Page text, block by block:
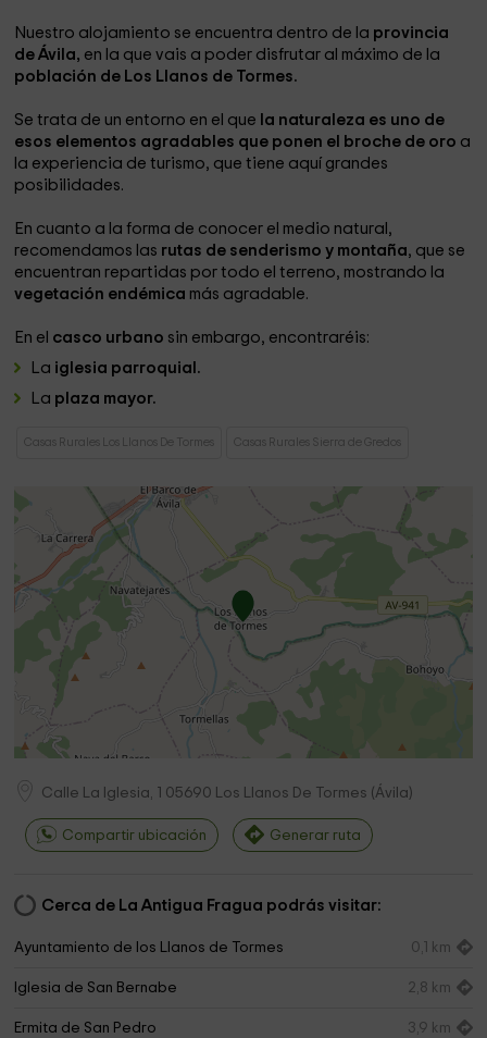
Nuestro alojamiento se encuentra dentro de la provincia
de Ávila, en la que vais a poder disfrutar al máximo de la
población de Los Llanos de Tormes.
Se trata de un entorno en el que la naturaleza es uno de
esos elementos agradables que ponen el broche de oro a
la experiencia de turismo, que tiene aquí grandes
posibilidades.
En cuanto a la forma de conocer el medio natural,
recomendamos las rutas de senderismo y montaña, que se
encuentran repartidas por todo el terreno, mostrando la
vegetación endémica más agradable.
En el casco urbano sin embargo, encontraréis:
La iglesia parroquial.
La plaza mayor.
Casas Rurales Los Llanos De Tormes Casas Rurales Sierra de Gredos
Calle La Iglesia, 1 05690 Los Llanos De Tormes (Ávila)
Compartir ubicación Generar ruta
Cerca de La Antigua Fragua podrás visitar:
Ayuntamiento de los Llanos de Tormes 0,1 km
Iglesia de San Bernabe 2,8 km
Ermita de San Pedro 3,9 km